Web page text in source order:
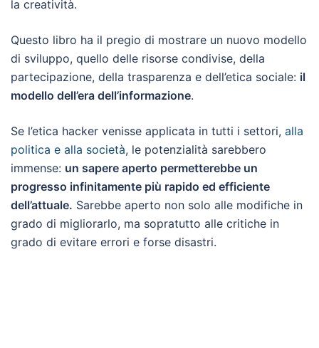
la creatività.
Questo libro ha il pregio di mostrare un nuovo modello
di sviluppo, quello delle risorse condivise, della
partecipazione, della trasparenza e dell’etica sociale: il
modello dell’era dell’informazione.
Se l’etica hacker venisse applicata in tutti i settori, alla
politica e alla società, le potenzialità sarebbero
immense: un sapere aperto permetterebbe un
progresso infinitamente più rapido ed efficiente
dell’attuale. Sarebbe aperto non solo alle modifiche in
grado di migliorarlo, ma sopratutto alle critiche in
grado di evitare errori e forse disastri.